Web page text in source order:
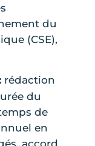
du
(CSE),
rédaction
du
de
en